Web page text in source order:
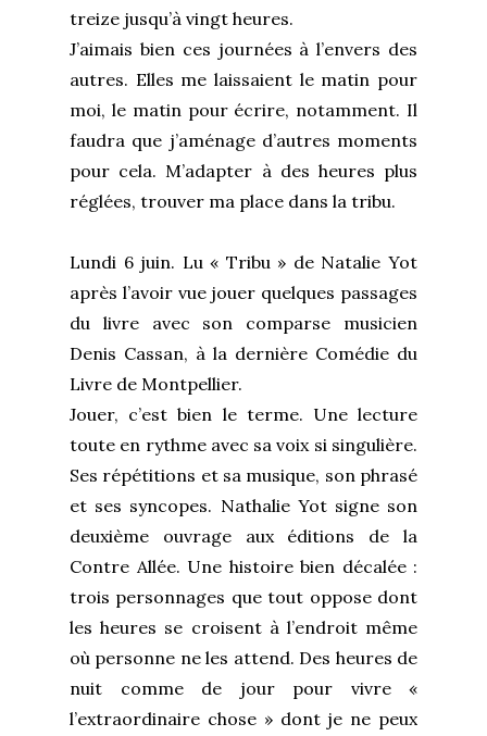
treize jusqu’à vingt heures.
J’aimais bien ces journées à l’envers des
autres. Elles me laissaient le matin pour
moi, le matin pour écrire, notamment. Il
faudra que j’aménage d’autres moments
pour cela. M’adapter à des heures plus
réglées, trouver ma place dans la tribu.
Lundi 6 juin. Lu « Tribu » de Natalie Yot
après l’avoir vue jouer quelques passages
du livre avec son comparse musicien
Denis Cassan, à la dernière Comédie du
Livre de Montpellier.
Jouer, c’est bien le terme. Une lecture
toute en rythme avec sa voix si singulière.
Ses répétitions et sa musique, son phrasé
et ses syncopes. Nathalie Yot signe son
deuxième ouvrage aux éditions de la
Contre Allée. Une histoire bien décalée :
trois personnages que tout oppose dont
les heures se croisent à l’endroit même
où personne ne les attend. Des heures de
nuit comme de jour pour vivre «
l’extraordinaire chose » dont je ne peux